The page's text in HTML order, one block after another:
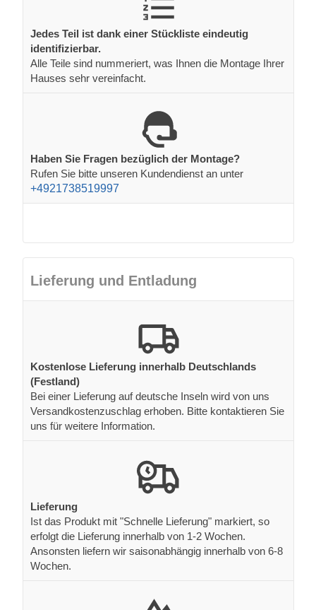
Jedes Teil ist dank einer Stückliste eindeutig
identifizierbar.
Alle Teile sind nummeriert, was Ihnen die Montage Ihrer
Hauses sehr vereinfacht.
Haben Sie Fragen bezüglich der Montage?
Rufen Sie bitte unseren Kundendienst an unter
+4921738519997
Lieferung und Entladung
Kostenlose Lieferung innerhalb Deutschlands
(Festland)
Bei einer Lieferung auf deutsche Inseln wird von uns
Versandkostenzuschlag erhoben. Bitte kontaktieren Sie
uns für weitere Information.
Lieferung
Ist das Produkt mit "Schnelle Lieferung" markiert, so
erfolgt die Lieferung innerhalb von 1-2 Wochen.
Ansonsten liefern wir saisonabhängig innerhalb von 6-8
Wochen.